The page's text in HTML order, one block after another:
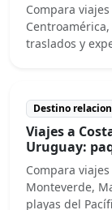
Compara
traslados y
Destino
Viajes a
Uruguay:
Compara
Monteverde,
playas del